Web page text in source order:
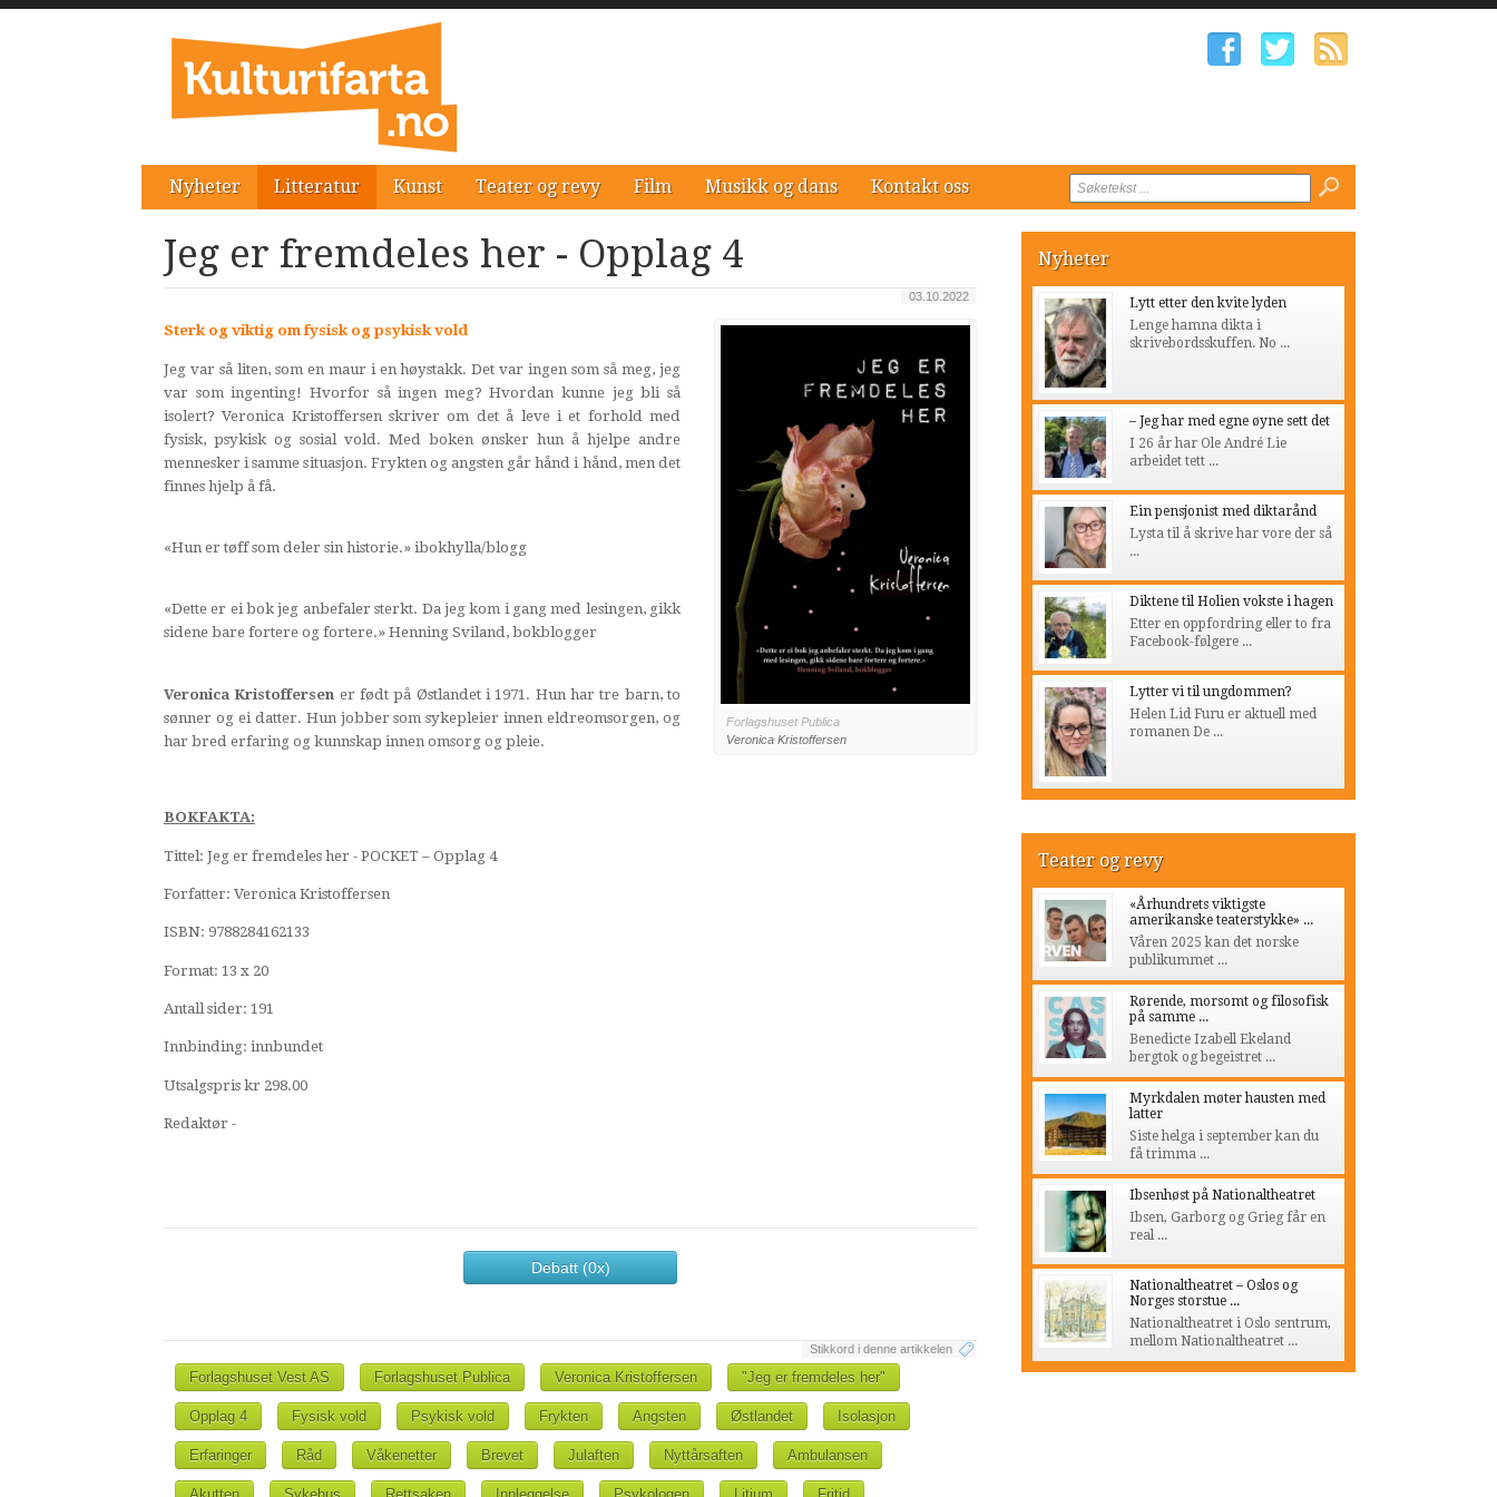
Nyheter Litteratur Kunst Teater og revy Film Musikk og dans Kontakt oss
Jeg er fremdeles her - Opplag 4
03.10.2022
Forlagshuset Publica
Veronica Kristoffersen
Sterk og viktig om fysisk og psykisk vold
Jeg var så liten, som en maur i en høystakk. Det var ingen som så meg, jeg
var som ingenting! Hvorfor så ingen meg? Hvordan kunne jeg bli så
isolert? Veronica Kristoffersen skriver om det å leve i et forhold med
fysisk, psykisk og sosial vold. Med boken ønsker hun å hjelpe andre
mennesker i samme situasjon. Frykten og angsten går hånd i hånd, men det
finnes hjelp å få.
«Hun er tøff som deler sin historie.» ibokhylla/blogg
«Dette er ei bok jeg anbefaler sterkt. Da jeg kom i gang med lesingen, gikk
sidene bare fortere og fortere.» Henning Sviland, bokblogger
Veronica Kristoffersen er født på Østlandet i 1971. Hun har tre barn, to
sønner og ei datter. Hun jobber som sykepleier innen eldreomsorgen, og
har bred erfaring og kunnskap innen omsorg og pleie.
BOKFAKTA:
Tittel: Jeg er fremdeles her - POCKET – Opplag 4
Forfatter: Veronica Kristoffersen
ISBN: 9788284162133
Format: 13 x 20
Antall sider: 191
Innbinding: innbundet
Utsalgspris kr 298.00
Redaktør -
Debatt (0x)
Stikkord i denne artikkelen
Forlagshuset Vest AS Forlagshuset Publica Veronica Kristoffersen "Jeg er fremdeles her"
Opplag 4 Fysisk vold Psykisk vold Frykten Angsten Østlandet Isolasjon
Erfaringer Råd Våkenetter Brevet Julaften Nyttårsaften Ambulansen
Nyheter
Lytt etter den kvite lyden
Lenge hamna dikta i
skrivebordsskuffen. No ...
– Jeg har med egne øyne sett det
I 26 år har Ole André Lie
arbeidet tett ...
Ein pensjonist med diktarånd
Lysta til å skrive har vore der så
...
Diktene til Holien vokste i hagen
Etter en oppfordring eller to fra
Facebook-følgere ...
Lytter vi til ungdommen?
Helen Lid Furu er aktuell med
romanen De ...
Teater og revy
«Århundrets viktigste
amerikanske teaterstykke» ...
Våren 2025 kan det norske
publikummet ...
Rørende, morsomt og filosofisk
på samme ...
Benedicte Izabell Ekeland
bergtok og begeistret ...
Myrkdalen møter hausten med
latter
Siste helga i september kan du
få trimma ...
Ibsenhøst på Nationaltheatret
Ibsen, Garborg og Grieg får en
real ...
Nationaltheatret – Oslos og
Norges storstue ...
Nationaltheatret i Oslo sentrum,
mellom Nationaltheatret ...